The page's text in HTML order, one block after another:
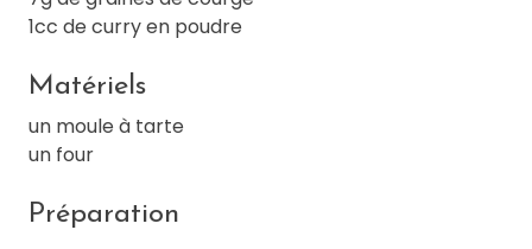
1cc de curry en poudre
Matériels
un moule à tarte
un four
Préparation